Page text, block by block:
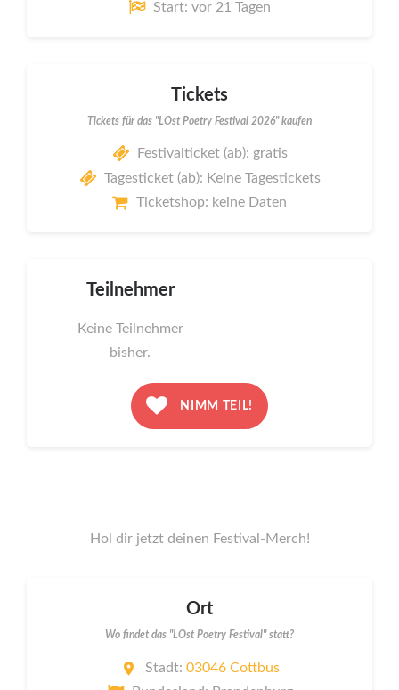
Start: vor 21 Tagen
Tickets
Tickets für das "LOst Poetry Festival 2026" kaufen
Festivalticket (ab): gratis
Tagesticket (ab): Keine Tagestickets
Ticketshop: keine Daten
Teilnehmer
Keine Teilnehmer
bisher.
NIMM TEIL!
Hol dir jetzt deinen Festival-Merch!
Ort
Wo findet das "LOst Poetry Festival" statt?
Stadt: 03046 Cottbus